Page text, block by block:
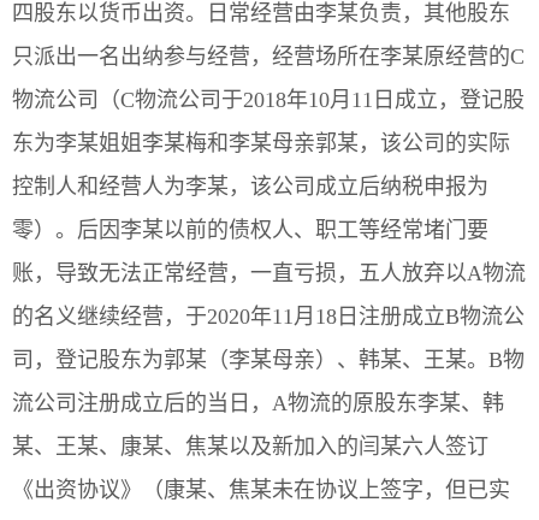
四股东以货币出资。日常经营由李某负责，其他股东
只派出一名出纳参与经营，经营场所在李某原经营的C
物流公司（C物流公司于2018年10月11日成立，登记股
东为李某姐姐李某梅和李某母亲郭某，该公司的实际
控制人和经营人为李某，该公司成立后纳税申报为
零）。后因李某以前的债权人、职工等经常堵门要
账，导致无法正常经营，一直亏损，五人放弃以A物流
的名义继续经营，于2020年11月18日注册成立B物流公
司，登记股东为郭某（李某母亲）、韩某、王某。B物
流公司注册成立后的当日，A物流的原股东李某、韩
某、王某、康某、焦某以及新加入的闫某六人签订
《出资协议》（康某、焦某未在协议上签字，但已实